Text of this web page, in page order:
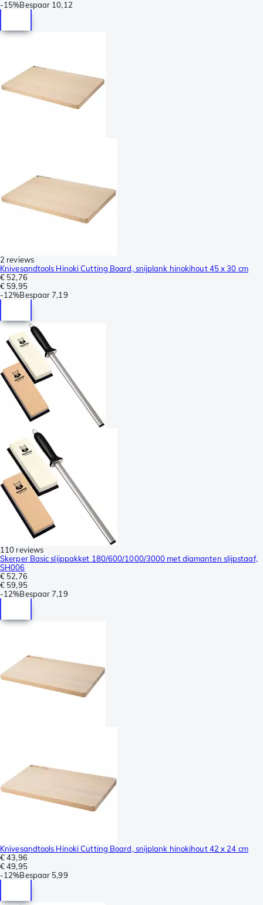
-15%Bespaar 10,12
2 reviews
Knivesandtools Hinoki Cutting Board, snijplank hinokihout 45 x 30 cm
€ 52,76
€ 59,95
-12%Bespaar 7,19
110 reviews
Skerper Basic slijppakket 180/600/1000/3000 met diamanten slijpstaaf,
SH006
€ 52,76
€ 59,95
-12%Bespaar 7,19
Knivesandtools Hinoki Cutting Board, snijplank hinokihout 42 x 24 cm
€ 43,96
€ 49,95
-12%Bespaar 5,99